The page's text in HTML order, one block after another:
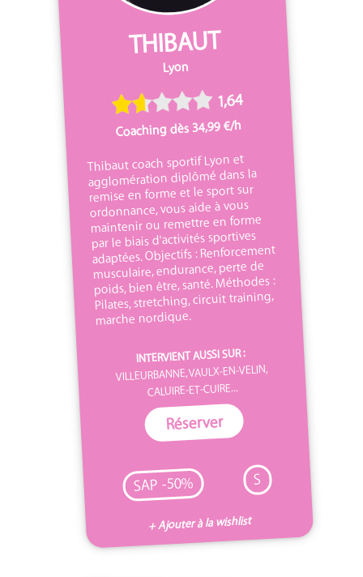
THIBAUT
Lyon
1,64
Coaching dès 34,99 €/h
Thibaut coach sportif Lyon et
agglomération diplômé dans la
remise en forme et le sport sur
ordonnance, vous aide à vous
maintenir ou remettre en forme
par le biais d'activités sportives
adaptées. Objectifs : Renforcement
musculaire, endurance, perte de
poids, bien être, santé. Méthodes :
Pilates, stretching, circuit training,
marche nordique.
INTERVIENT AUSSI SUR :
VILLEURBANNE, VAULX-EN-VELIN,
CALUIRE-ET-CUIRE...
Réserver
SAP -50% S
+ Ajouter à la wishlist